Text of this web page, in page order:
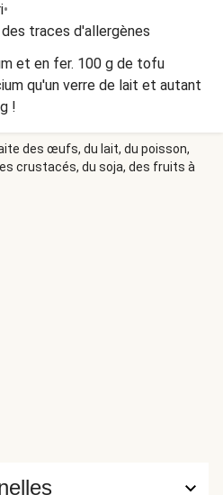
•
traces d'allergènes
et en fer. 100 g de tofu
qu'un verre de lait et autant
!
des œufs, du lait, du poisson,
crustacés, du soja, des fruits à